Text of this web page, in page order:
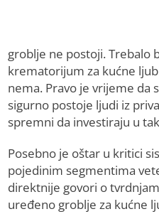
groblje ne postoji. Trebalo
krematorijum za kućne
nema. Pravo je vrijeme da
sigurno postoje ljudi iz
spremni da investiraju u
Posebno je oštar u kritici
pojedinim segmentima
direktnije govori o
uređeno groblje za kućne